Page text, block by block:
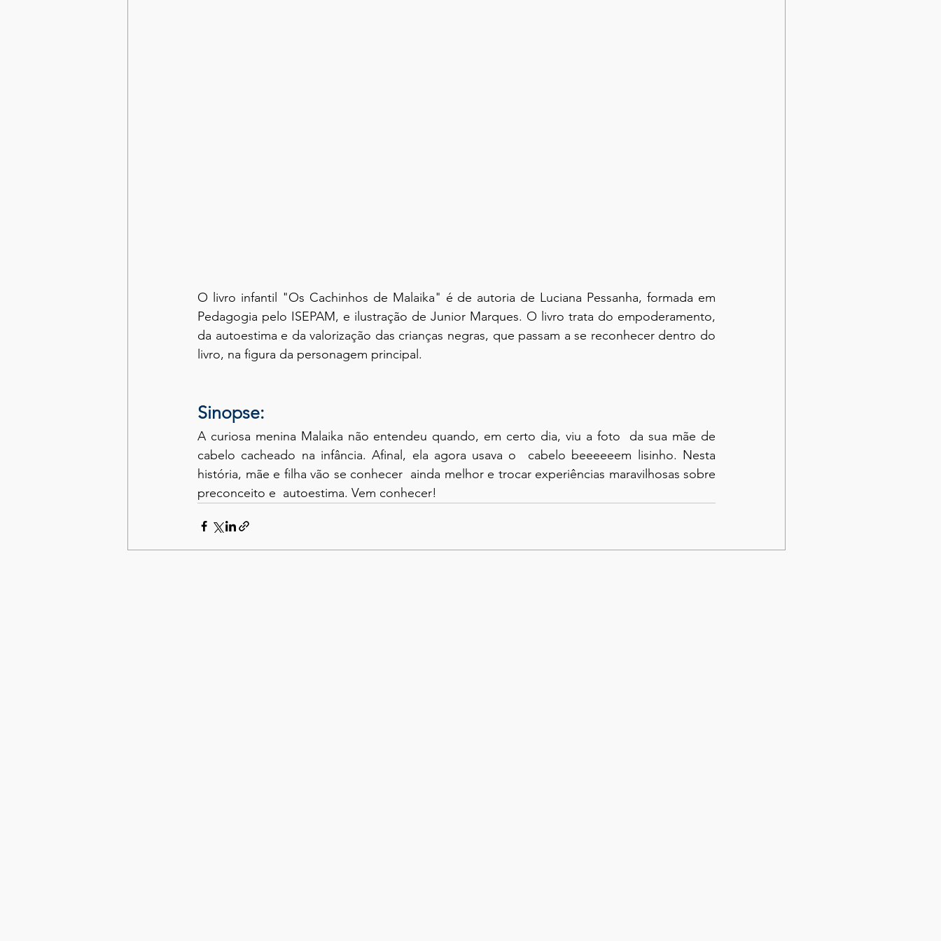
O livro infantil "Os Cachinhos de Malaika" é de autoria de Luciana Pessanha, formada em
Pedagogia pelo ISEPAM, e ilustração de Junior Marques. O livro trata do empoderamento,
da autoestima e da valorização das crianças negras, que passam a se reconhecer dentro do
livro, na figura da personagem principal.
Sinopse:
A curiosa menina Malaika não entendeu quando, em certo dia, viu a foto  da sua mãe de
cabelo cacheado na infância. Afinal, ela agora usava o  cabelo beeeeeem lisinho. Nesta
história, mãe e filha vão se conhecer  ainda melhor e trocar experiências maravilhosas sobre
preconceito e  autoestima. Vem conhecer!